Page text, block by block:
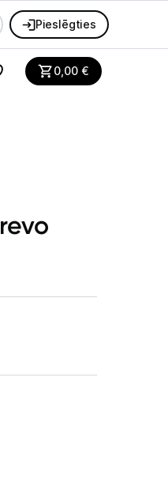
Pieslēgties
0,00€